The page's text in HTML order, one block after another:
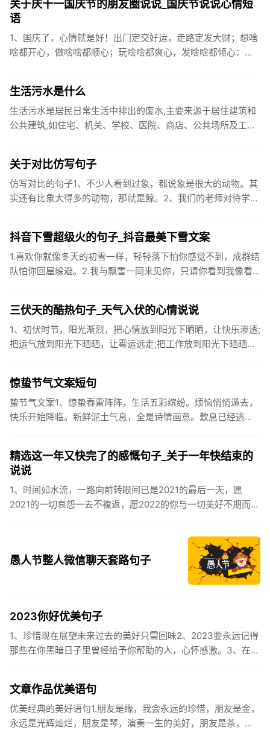
关于庆十一国庆节的朋友圈说说_国庆节说说心情短
语
1、国庆了，心情就是好！出门定交好运，走路定发大财；想啥
啥都开心，做啥啥都顺心；玩啥啥都爽心，发啥啥都倾心：祝
生活污水是什么
生活污水是居民日常生活中排出的废水,主要来源于居住建筑和
公共建筑,如住宅、机关、学校、医院、商店、公共场所及工业
关于对比仿写句子
仿写对比的句子1、不少人看到过象，都说象是很大的动物。其
实还有比象大得多的动物，那就是鲸。2、我们的老师对待学生
抖音下雪超级火的句子_抖音最美下雪文案
1.喜欢你就像冬天的初雪一样，轻轻落下怕你感觉不到，成群结
队怕你回屋躲避。2.我与飘雪一同来见你，只请你看到我像看
三伏天的酷热句子_天气入伏的心情说说
1、初伏时节，阳光渐烈，把心情放到阳光下晒晒，让快乐渗透;
把运气放到阳光下晒晒，让霉运远走;把工作放到阳光下晒晒，
惊蛰节气文案短句
蛰节气文案1、惊蛰春雷阵阵，生活五彩缤纷。烦恼悄悄遁去，
快乐开始降临。新鲜泥土气息，全是诗情画意。歎息已经逃
精选这一年又快完了的感慨句子_关于一年快结束的
说说
1、时间如水流，一路向前转眼间已是2021的最后一天，愿
2021的一切哀怨一去不複返，愿2022的你与一切美好不期而
愚人节整人微信聊天套路句子
2023你好优美句子
1、珍惜现在展望未来过去的美好只需回味2、2023要永远记得
那些在你黑暗日子里曾经给予你帮助的人，心怀感激。3、在苦
文章作品优美语句
优美经典的美好语句1.朋友是缘，我会永远的珍惜，朋友是金，
永远是光辉灿烂，朋友是琴，演奏一生的美好，朋友是茶，品